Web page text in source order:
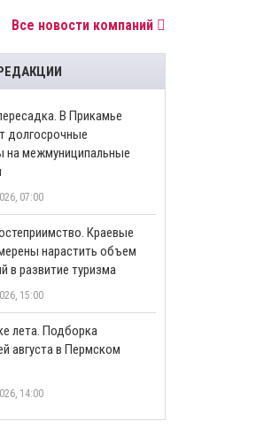
Все новости компаний
В Прикамье
долгосрочные
на межмуниципальные
07:00
Краевые
нарастить объем
в развитие туризма
15:00
лета. Подборка
августа в Пермском
14:00